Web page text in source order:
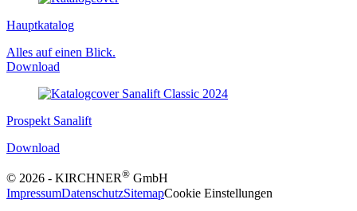
Haupt­katalog
Alles auf einen Blick.
Download
Prospekt Sanalift
Download
© 2026 - KIRCHNER® GmbH
ImpressumDatenschutzSitemapCookie Einstellungen